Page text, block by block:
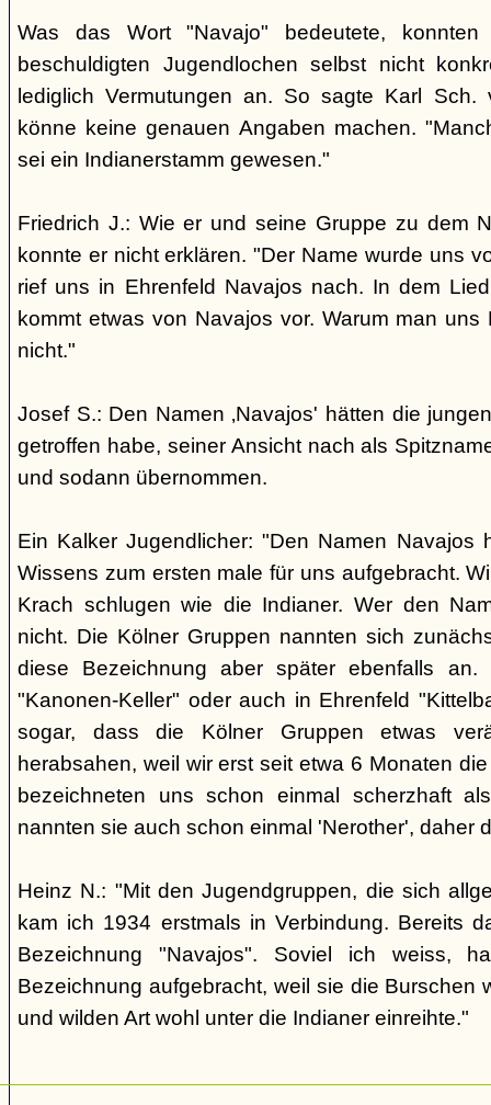
Was das Wort "Navajo" bedeutete, konnten
beschuldigten Jugendlochen selbst nicht
lediglich Vermutungen an. So sagte Karl
könne keine genauen Angaben machen.
sei ein Indianerstamm gewesen."
Friedrich J.: Wie er und seine Gruppe zu dem
konnte er nicht erklären. "Der Name wurde uns
rief uns in Ehrenfeld Navajos nach. In dem
kommt etwas von Navajos vor. Warum man
nicht."
Josef S.: Den Namen ‚Navajos' hätten die
getroffen habe, seiner Ansicht nach als
und sodann übernommen.
Ein Kalker Jugendlicher: "Den Namen Navajos
Wissens zum ersten male für uns aufgebracht.
Krach schlugen wie die Indianer. Wer den
nicht. Die Kölner Gruppen nannten sich
diese Bezeichnung aber später ebenfalls
"Kanonen-Keller" oder auch in Ehrenfeld
sogar, dass die Kölner Gruppen etwas
herabsahen, weil wir erst seit etwa 6 Monaten
bezeichneten uns schon einmal scherzhaft
nannten sie auch schon einmal 'Nerother', daher
Heinz N.: "Mit den Jugendgruppen, die sich
kam ich 1934 erstmals in Verbindung. Bereits
Bezeichnung "Navajos". Soviel ich weiss,
Bezeichnung aufgebracht, weil sie die Burschen
und wilden Art wohl unter die Indianer einreihte."